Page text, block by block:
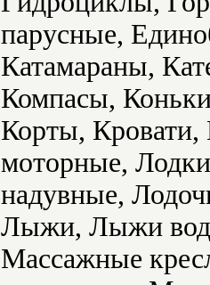
парусные,
Катамараны,
Компасы,
Корты,
моторные,
надувные,
Лыжи, Лыжи
Массажные